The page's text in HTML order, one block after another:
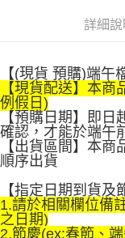
4.訂單成立30分鐘內，
消。如遇「轉專審核」
1.分期款項不併入電信
醒簡訊。
2.透過簡訊連結打開帳
帳／街口支付／iPASS
【注意事項】
1.本服務係由「台灣大
用戶於交易時，得透過
買賣價金債權讓與本公
2.基於同意付款使用「
資料（包含姓名、電話
１．簡單：不需註冊會
【「AFTEE先享後付」
１．於結帳方式選擇「
結帳頁面，進行簡訊認
２．訂單成立數日內，
３．收到繳費通知簡訊
ATM／網路銀行／等多
購買商品的店家。未經
後付繳納相關費用。
※ 交易是否成功請以「
是否繳費成功／繳費後
免運費
詳細說
【(現貨 預購)端午
【現貨配送】本
例假日)
【預購日期】即
確認，才能於端午
【出貨區間】本
順序出貨
【指定日期到貨及
1.請於相關欄位備
之日期)
2.節慶(ex:春節、